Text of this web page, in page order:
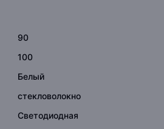
90
100
Белый
стекловолокно
Светодиодная